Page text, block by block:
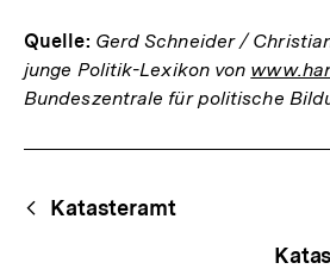
Quelle: Gerd Schneider /
junge Politik-Lexikon von
Bundeszentrale für politische
Content-
Navigation
Katasteramt